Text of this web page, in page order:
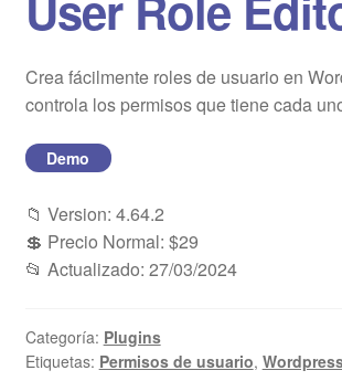
Blog
Mi cuenta
Crea fácilmente roles de usuario en
controla los permisos que tiene cada
Demo
📁 Version: 4.64.2
💲 Precio Normal: $29
📂 Actualizado: 27/03/2024
Categoría: Plugins
Etiquetas: Permisos de usuario,